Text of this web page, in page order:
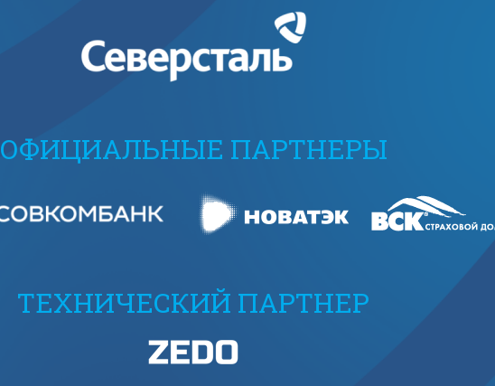
ОФИЦИАЛЬНЫЕ ПАРТНЕРЫ
ТЕХНИЧЕСКИЙ ПАРТНЕР